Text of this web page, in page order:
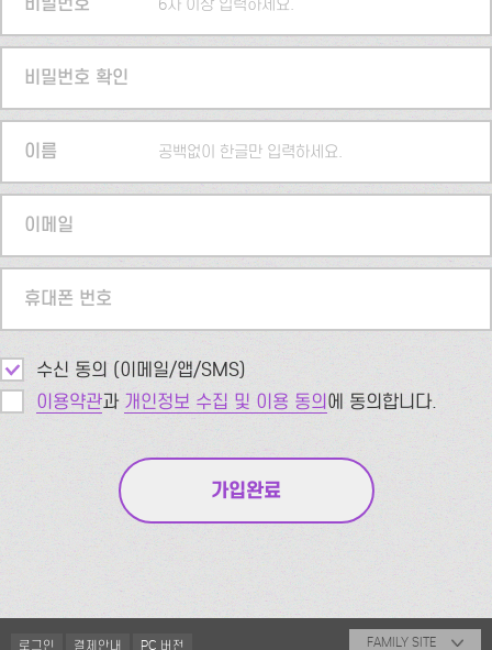
6자 이상 입력하세요.
비밀번호 확인
이름 공백없이 한글만 입력하세요.
이메일
휴대폰 번호
수신 동의 (이메일/앱/SMS)
이용약관과 개인정보 수집 및 이용 동의에 동의합니다.
로그인 결제안내 PC 버전 FAMILY SITE